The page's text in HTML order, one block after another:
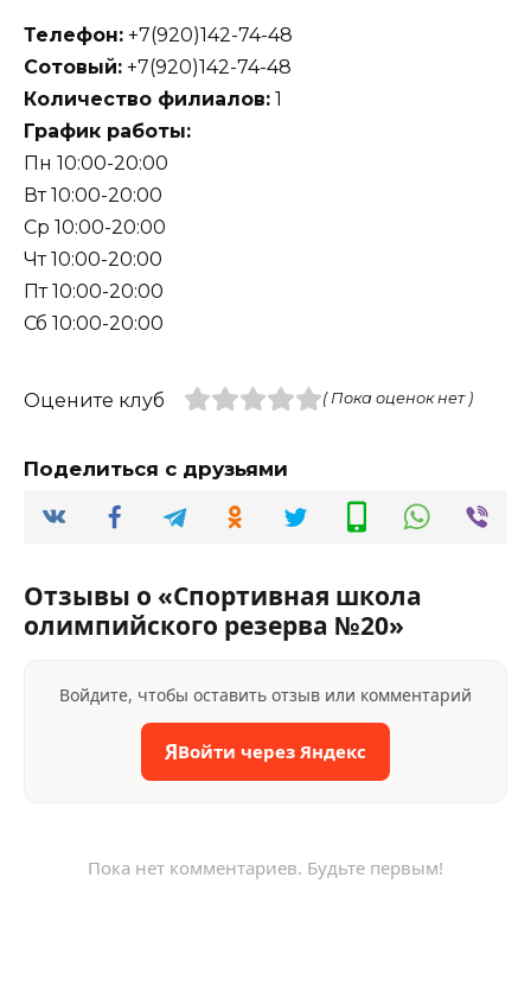
Телефон: +7(920)142-74-48
Сотовый: +7(920)142-74-48
Количество филиалов: 1
График работы:
Пн 10:00-20:00
Вт 10:00-20:00
Ср 10:00-20:00
Чт 10:00-20:00
Пт 10:00-20:00
Сб 10:00-20:00
Оцените клуб ( Пока оценок нет )
Поделиться с друзьями
Отзывы о «Спортивная школа
олимпийского резерва №20»
Войдите, чтобы оставить отзыв или комментарий
ЯВойти через Яндекс
Пока нет комментариев. Будьте первым!